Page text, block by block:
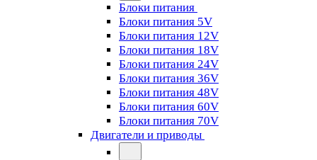
Блоки питания
Блоки питания 5V
Блоки питания 12V
Блоки питания 18V
Блоки питания 24V
Блоки питания 36V
Блоки питания 48V
Блоки питания 60V
Блоки питания 70V
Двигатели и приводы